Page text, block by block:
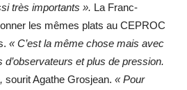
très importants ». La Franc-
les mêmes plats au CEPROC
« C’est la même chose mais avec
et plus de pression.
sourit Agathe Grosjean. « Pour